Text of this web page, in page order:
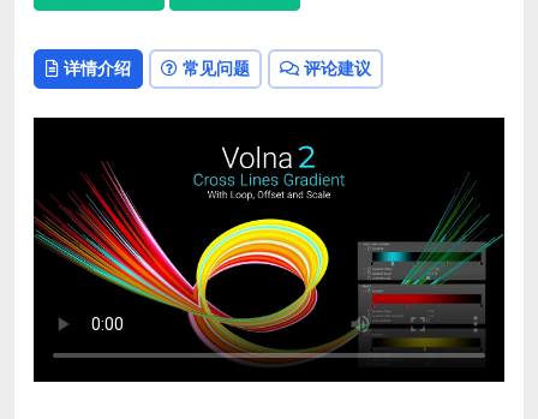
详情介绍 常见问题 评论建议